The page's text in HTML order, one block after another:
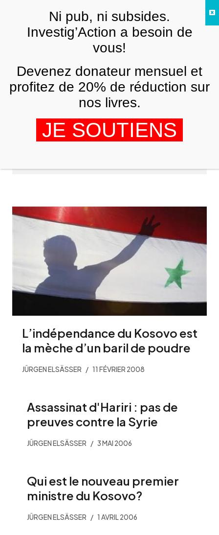
Jürgen Elsässer
L’indépendance du Kosovo est
la mèche d’un baril de poudre
JÜRGEN ELSÄSSER 11 FÉVRIER 2008
Assassinat d'Hariri : pas de
preuves contre la Syrie
JÜRGEN ELSÄSSER 3 MAI 2006
Qui est le nouveau premier
ministre du Kosovo?
JÜRGEN ELSÄSSER 1 AVRIL 2006
FRNi pub, ni subsides.
Investig’Action a besoin de
vous!
Devenez donateur mensuel et
profitez de 20% de réduction sur
nos livres.
JE SOUTIENS